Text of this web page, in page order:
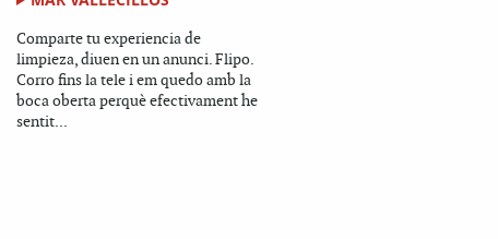
Comparte tu experiencia de
limpieza, diuen en un anunci. Flipo.
Corro fins la tele i em quedo amb la
boca oberta perquè efectivament he
sentit...